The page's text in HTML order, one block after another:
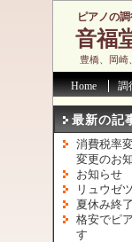
ピアノの
音福
豊橋、岡崎
Home 調
最新の記
消費税率
変更のお
お知らせ
リュウゼ
夏休み終
格安でピ
す